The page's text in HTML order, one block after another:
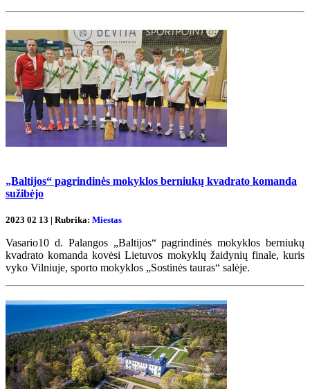
„Baltijos“ pagrindinės mokyklos berniukų kvadrato komanda
sužibėjo
2023 02 13 | Rubrika: Miestas
Vasario10 d. Palangos „Baltijos“ pagrindinės mokyklos berniukų
kvadrato komanda kovėsi Lietuvos mokyklų žaidynių finale, kuris
vyko Vilniuje, sporto mokyklos „Sostinės tauras“ salėje.